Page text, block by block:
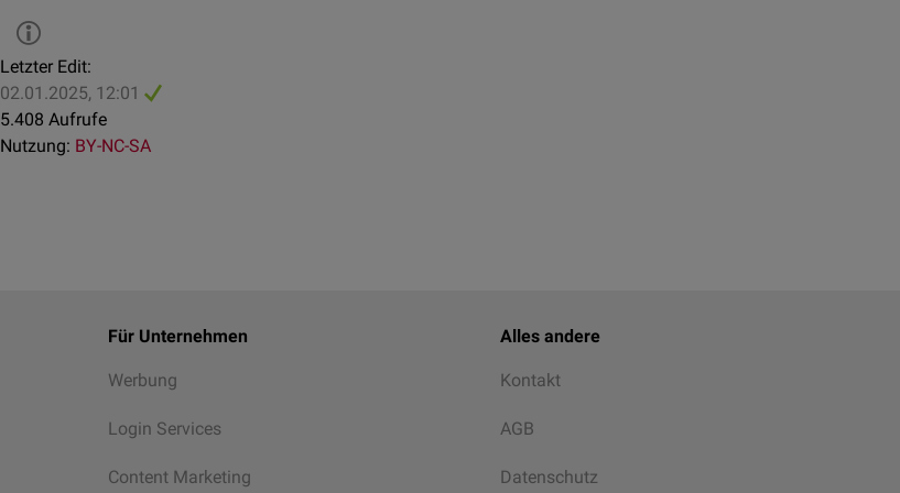
Letzter Edit:
02.01.2025, 12:01
5.408 Aufrufe
Nutzung: BY-NC-SA
Für Unternehmen
Werbung
Login Services
Content Marketing
Alles andere
Kontakt
AGB
Datenschutz